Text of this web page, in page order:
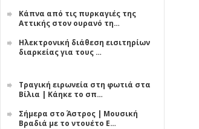
Κάπνα από τις πυρκαγιές της
Αττικής στον ουρανό τη…
Ηλεκτρονική διάθεση εισιτηρίων
διαρκείας για τους …
Τραγική ειρωνεία στη φωτιά στα
Βίλια | Κάηκε το σπ…
Σήμερα στο Άστρος | Μουσική
Βραδιά με το ντουέτο Ε…